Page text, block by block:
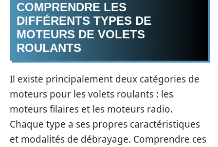
COMPRENDRE LES
DIFFÉRENTS TYPES DE
MOTEURS DE VOLETS
ROULANTS
Il existe principalement deux catégories de
moteurs pour les volets roulants : les
moteurs filaires et les moteurs radio.
Chaque type a ses propres caractéristiques
et modalités de débrayage. Comprendre ces